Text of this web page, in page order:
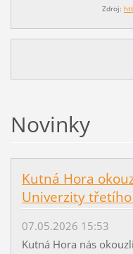
Zdroj:
Novinky
Kutná Hora
Univerzity třetího
07.05.2026 15:53
Kutná Hora nás